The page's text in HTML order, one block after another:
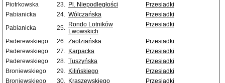
Piotrkowska
23. Pl. Niepodległości
Przesiadki
Pabianicka
24. Wólczańska
Przesiadki
Pabianicka
25. Rondo Lotników
Lwowskich
Przesiadki
Paderewskiego 26. Zaolziańska
Przesiadki
Paderewskiego
27. Karpacka
Przesiadki
Paderewskiego
28. Tuszyńska
Przesiadki
Broniewskiego
29. Kilińskiego
Przesiadki
Broniewskiego
30. Kraszewskiego Przesiadki